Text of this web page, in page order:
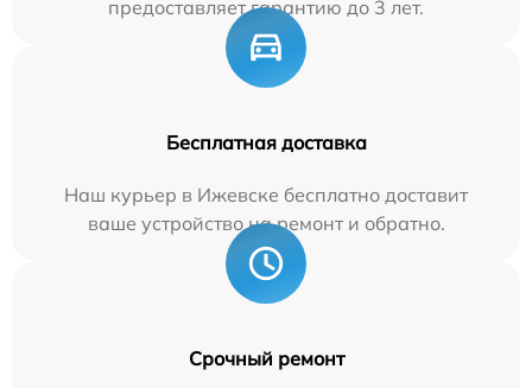
предоставляет гарантию до 3 лет.
Бесплатная доставка
Наш курьер в Ижевске бесплатно доставит
ваше устройство на ремонт и обратно.
Срочный ремонт